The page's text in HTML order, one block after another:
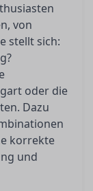
von
stellt sich:
oder die
Dazu
korrekte
und